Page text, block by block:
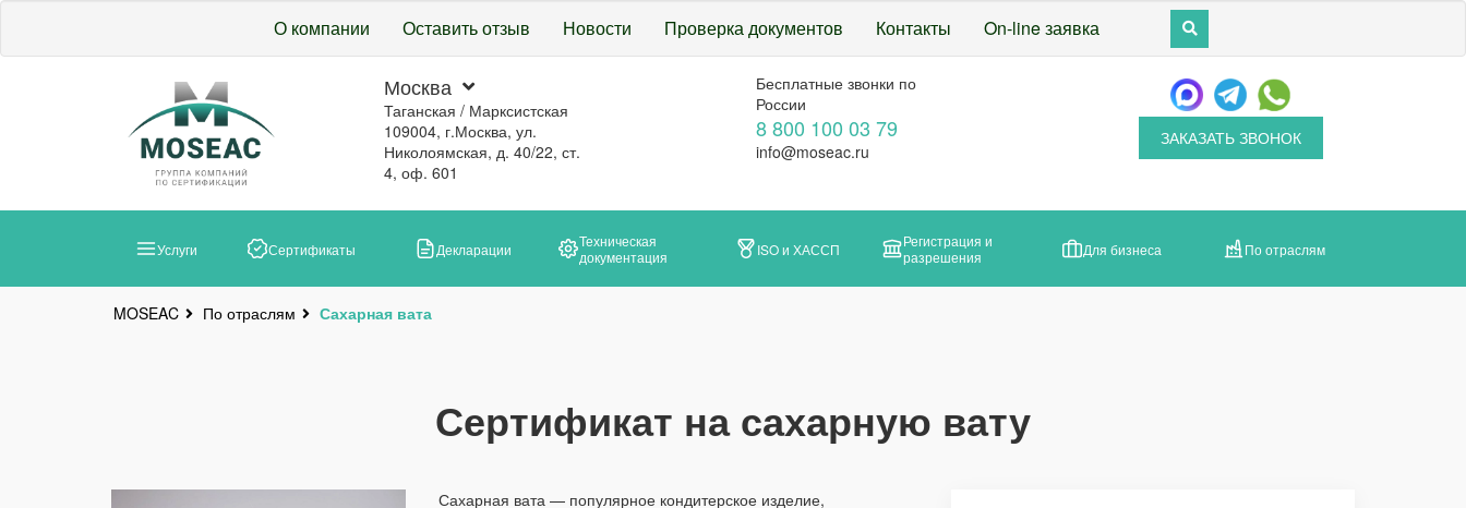
О компании Оставить отзыв Новости Проверка документов Контакты On-line заявка
Москва
Таганская / Марксистская
109004, г.Москва, ул.
Николоямская, д. 40/22, ст.
4, оф. 601
Бесплатные звонки по
России
8 800 100 03 79
info@moseac.ru
ЗАКАЗАТЬ ЗВОНОК
Услуги Сертификаты Декларации
Техническая
документация
ISO и ХАССП
Регистрация и
разрешения
Для бизнеса По отраслям
MOSEAC По отраслям Сахарная вата
Сертификат на сахарную вату
Сахарная вата — популярное кондитерское изделие,